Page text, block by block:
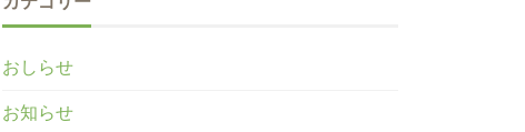
おしらせ
お知らせ